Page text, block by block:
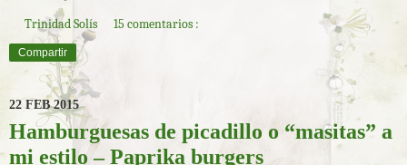
Trinidad Solís
15 comentarios :
Compartir
22 FEB 2015
Hamburguesas de picadillo o “masitas” a
mi estilo – Paprika burgers